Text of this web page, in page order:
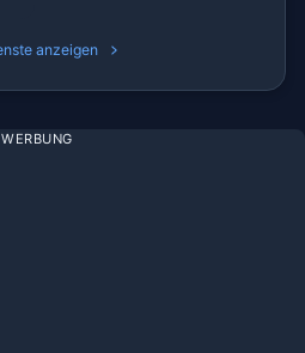
anzeigen
WERBUNG